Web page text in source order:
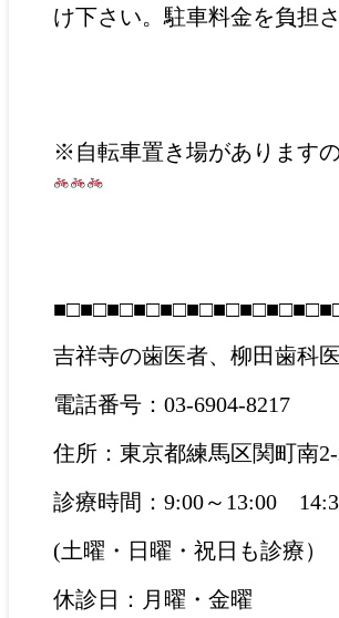
け下さい。駐車料金を負担
※自転車置き場があります
吉祥寺の歯医者、柳田歯科
電話番号：03-6904-8217
住所：東京都練馬区関町南
診療時間：9:00～13:00
(土曜・日曜・祝日も診療）
休診日：月曜・金曜